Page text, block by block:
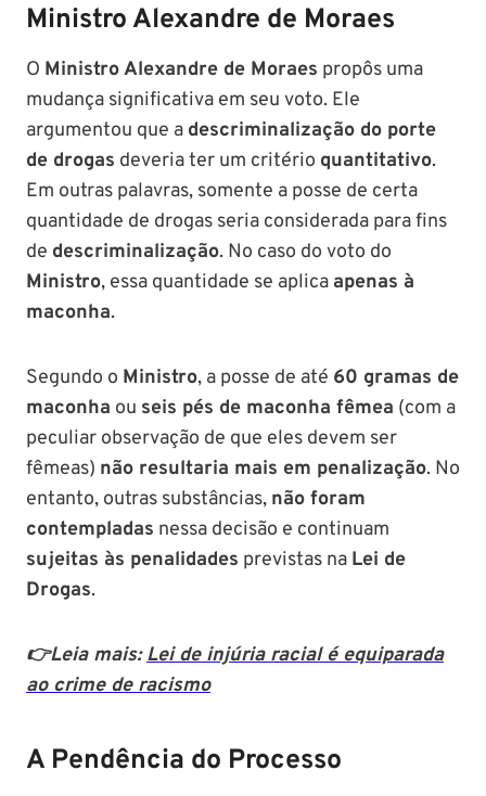
Ministro Alexandre de Moraes
O Ministro Alexandre de Moraes propôs uma
mudança significativa em seu voto. Ele
argumentou que a descriminalização do porte
de drogas deveria ter um critério quantitativo.
Em outras palavras, somente a posse de certa
quantidade de drogas seria considerada para fins
de descriminalização. No caso do voto do
Ministro, essa quantidade se aplica apenas à
maconha.
Segundo o Ministro, a posse de até 60 gramas de
maconha ou seis pés de maconha fêmea (com a
peculiar observação de que eles devem ser
fêmeas) não resultaria mais em penalização. No
entanto, outras substâncias, não foram
contempladas nessa decisão e continuam
sujeitas às penalidades previstas na Lei de
Drogas.
👉Leia mais:Lei de injúria racial é equiparada
ao crime de racismo
A Pendência do Processo